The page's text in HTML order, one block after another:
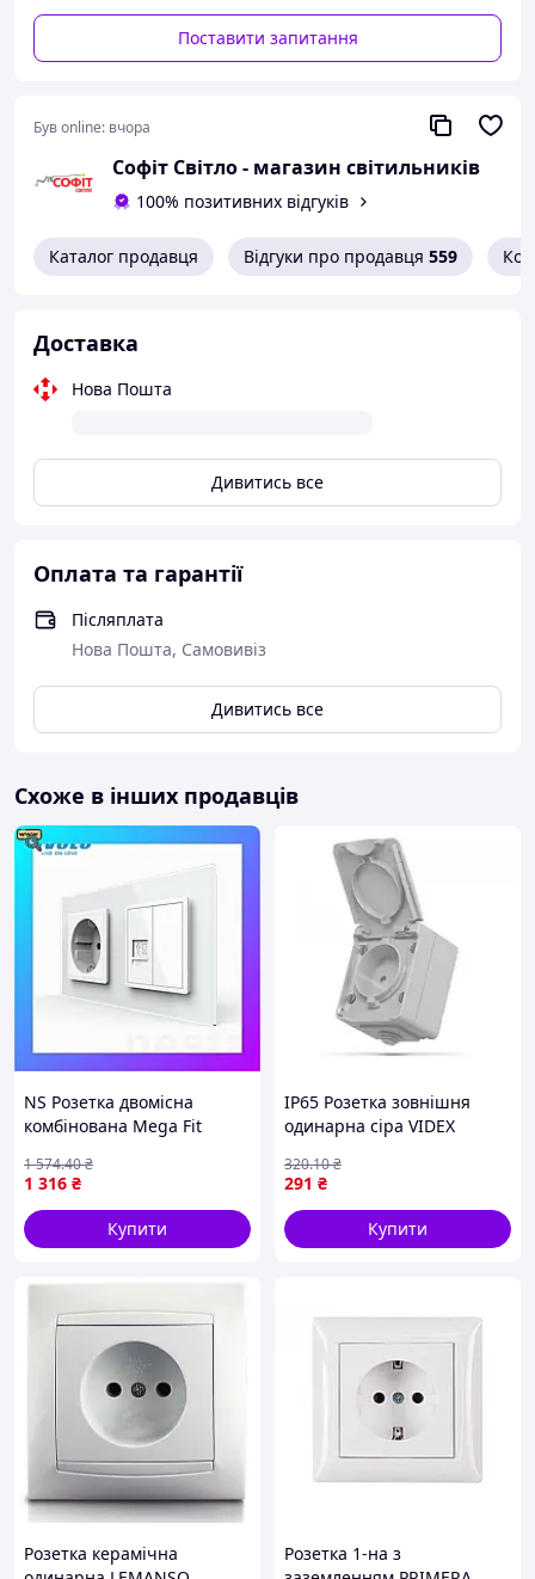
Комплектація для монтажу: |1. Механізм.
2. Рамка (набирається із складових частин).
Поставити запитання
Був online: вчора
Софіт Світло - магазин світильників
100% позитивних відгуків
Каталог продавця Відгуки про продавця 559
Доставка
Нова Пошта
Дивитись все
Оплата та гарантії
Післяплата
Нова Пошта, Самовивіз
Дивитись все
Схоже в інших продавців
NS Розетка двомісна
комбінована Mega Fit
білий скло (VL-
C7C1EUK01C-11) Nes22/Q
1 316 ₴
1 574.40₴
Купити
IP65 Розетка зовнішня
одинарна сіра VIDEX
291 ₴
320.10₴
Купити
Розетка керамічна
Розетка 1-на з